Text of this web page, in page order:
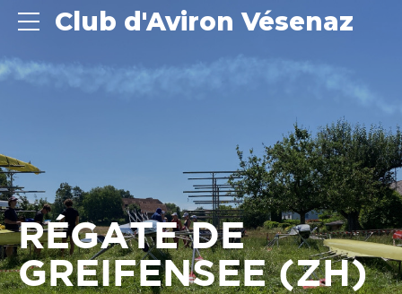
Club d'Aviron Vésenaz
RÉGATE DE
GREIFENSEE (ZH)